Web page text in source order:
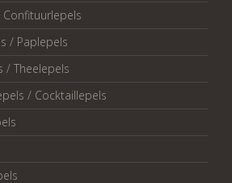
Confituurlepels
/ Paplepels
/ Theelepels
/ Cocktaillepels